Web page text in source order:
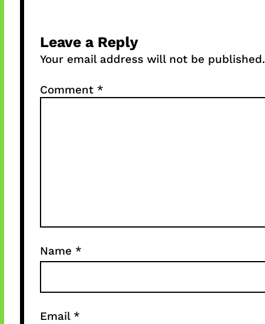
Leave a Reply
Your email address will not be published.
Comment *
Name *
Email *